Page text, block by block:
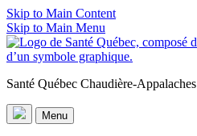
Skip to Main Content
Skip to Main Menu
Santé Québec Chaudière-Appalaches
Menu